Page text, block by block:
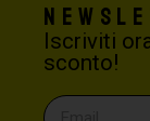
Iscriviti
sconto!